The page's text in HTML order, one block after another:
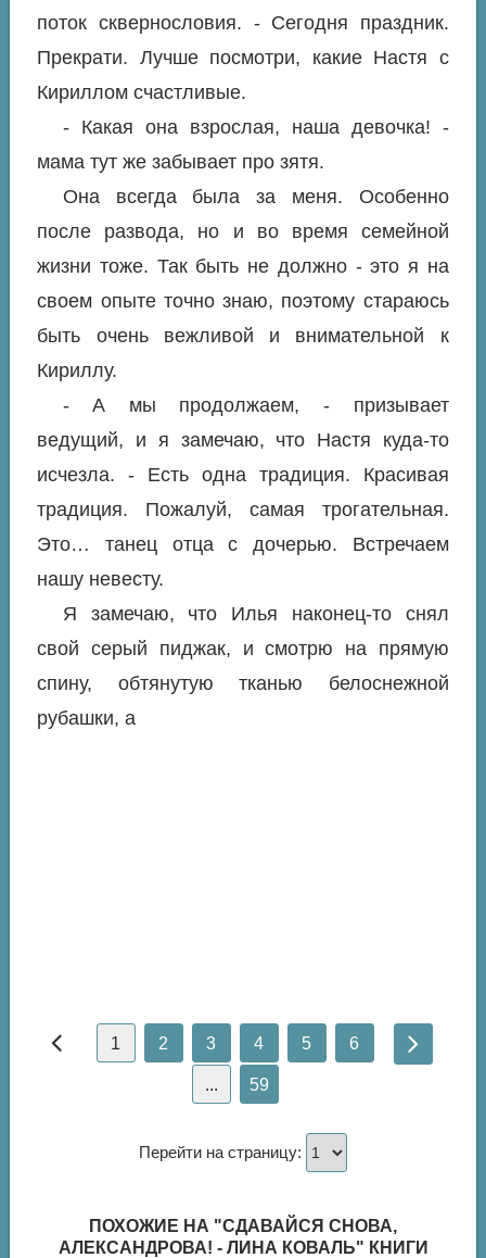
поток сквернословия. - Сегодня праздник.
Прекрати. Лучше посмотри, какие Настя с
Кириллом счастливые.
- Какая она взрослая, наша девочка! -
мама тут же забывает про зятя.
Она всегда была за меня. Особенно
после развода, но и во время семейной
жизни тоже. Так быть не должно - это я на
своем опыте точно знаю, поэтому стараюсь
быть очень вежливой и внимательной к
Кириллу.
- А мы продолжаем, - призывает
ведущий, и я замечаю, что Настя куда-то
исчезла. - Есть одна традиция. Красивая
традиция. Пожалуй, самая трогательная.
Это… танец отца с дочерью. Встречаем
нашу невесту.
Я замечаю, что Илья наконец-то снял
свой серый пиджак, и смотрю на прямую
спину, обтянутую тканью белоснежной
рубашки, а
1 2 3 4 5 6
... 59
Перейти на страницу:
ПОХОЖИЕ НА "СДАВАЙСЯ СНОВА,
АЛЕКСАНДРОВА! - ЛИНА КОВАЛЬ" КНИГИ